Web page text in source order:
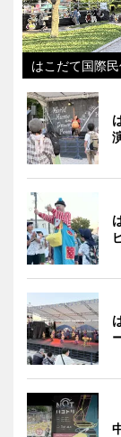
はこだて国際